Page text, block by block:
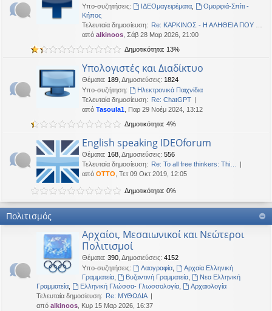
Υπο-συζητήσεις:
ΙΔΕΟμαγειρέματα,
Ομορφιά-Σπίτι -
Κήπος
Τελευταία δημοσίευση: Re: ΚΑΡΚΙΝΟΣ - Η ΑΛΗΘΕΙΑ ΠΟΥ …
από alkinoos , Σάβ 28 Μαρ 2026, 21:00
Δημοτικότητα: 13%
Υπολογιστές και Διαδίκτυο
Θέματα: 189 Δημοσιεύσεις: 1824
Υπο-συζήτηση:
Ηλεκτρονικά Παιχνίδια
Τελευταία δημοσίευση: Re: ChatGPT
από Tasoula1 , Παρ 29 Νοέμ 2024, 13:12
Δημοτικότητα: 4%
English speaking IDEOforum
Θέματα: 168 Δημοσιεύσεις: 556
Τελευταία δημοσίευση: Re: To all free thinkers: Thi…
από OTTO , Τετ 09 Οκτ 2019, 12:05
Δημοτικότητα: 0%
Πολιτισμός
Αρχαίοι, Μεσαιωνικοί και Νεώτεροι
Πολιτισμοί
Θέματα: 390 Δημοσιεύσεις: 4152
Υπο-συζητήσεις:
Λαογραφία,
Αρχαία Ελληνική
Γραμματεία
Βυζαντινή Γραμματεία,
Νεα Ελληνική
Γραμματεία
Ελληνική Γλώσσα- Γλωσσολογία,
Αρχαιολογία
Τελευταία δημοσίευση: Re: ΜΥΘΩΔΙΑ
από alkinoos , Κυρ 15 Μαρ 2026, 16:37